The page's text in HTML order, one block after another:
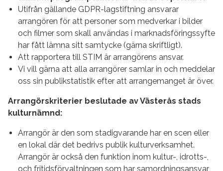
Utifrån gällande GDPR-lagstiftning ansvarar
arrangören för att personer som medverkar i bilder
och filmer som skall användas i marknadsföringssyfte
har fått lämna sitt samtycke (gärna skriftligt).
Att rapportera till STIM är arrangörens ansvar.
Vi vill gärna att alla arrangörer samlar in och meddelar
oss sin publikstatistik efter att arrangemanget är över.
Arrangörskriterier beslutade av Västerås stads
kulturnämnd:
Arrangör är den som stadigvarande har en scen eller
en lokal där det bedrivs publik kulturverksamhet.
Arrangör är också den funktion inom kultur-, idrotts-,
och fritidsförvaltningen som har samordningsansvar